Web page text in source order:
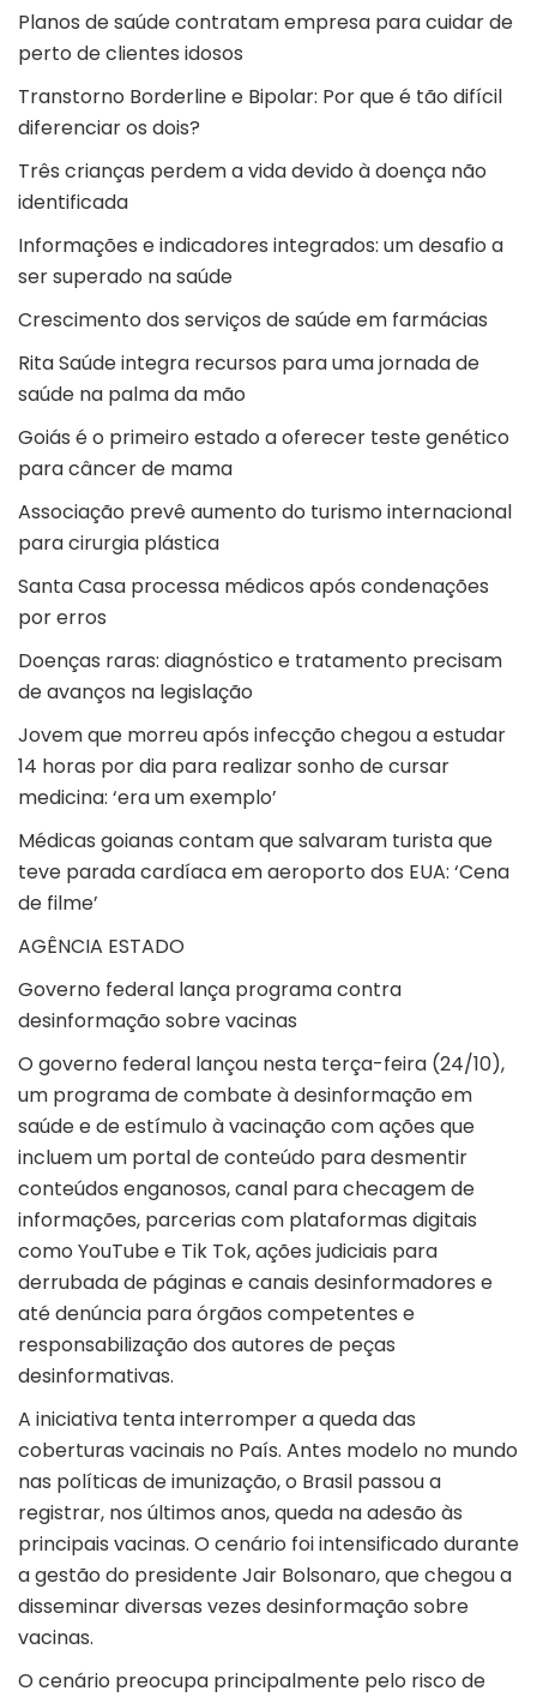
Planos de saúde contratam empresa para cuidar de
perto de clientes idosos
Transtorno Borderline e Bipolar: Por que é tão difícil
diferenciar os dois?
Três crianças perdem a vida devido à doença não
identificada
Informações e indicadores integrados: um desafio a
ser superado na saúde
Crescimento dos serviços de saúde em farmácias
Rita Saúde integra recursos para uma jornada de
saúde na palma da mão
Goiás é o primeiro estado a oferecer teste genético
para câncer de mama
Associação prevê aumento do turismo internacional
para cirurgia plástica
Santa Casa processa médicos após condenações
por erros
Doenças raras: diagnóstico e tratamento precisam
de avanços na legislação
Jovem que morreu após infecção chegou a estudar
14 horas por dia para realizar sonho de cursar
medicina: ‘era um exemplo’
Médicas goianas contam que salvaram turista que
teve parada cardíaca em aeroporto dos EUA: ‘Cena
de filme’
AGÊNCIA ESTADO
Governo federal lança programa contra
desinformação sobre vacinas
O governo federal lançou nesta terça-feira (24/10),
um programa de combate à desinformação em
saúde e de estímulo à vacinação com ações que
incluem um portal de conteúdo para desmentir
conteúdos enganosos, canal para checagem de
informações, parcerias com plataformas digitais
como YouTube e Tik Tok, ações judiciais para
derrubada de páginas e canais desinformadores e
até denúncia para órgãos competentes e
responsabilização dos autores de peças
desinformativas.
A iniciativa tenta interromper a queda das
coberturas vacinais no País. Antes modelo no mundo
nas políticas de imunização, o Brasil passou a
registrar, nos últimos anos, queda na adesão às
principais vacinas. O cenário foi intensificado durante
a gestão do presidente Jair Bolsonaro, que chegou a
disseminar diversas vezes desinformação sobre
vacinas.
O cenário preocupa principalmente pelo risco de